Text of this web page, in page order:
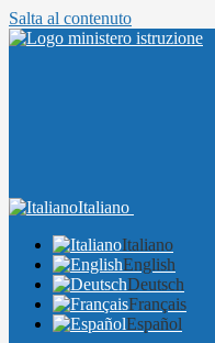
Salta al contenuto
Italiano
Italiano
English
Deutsch
Français
Español